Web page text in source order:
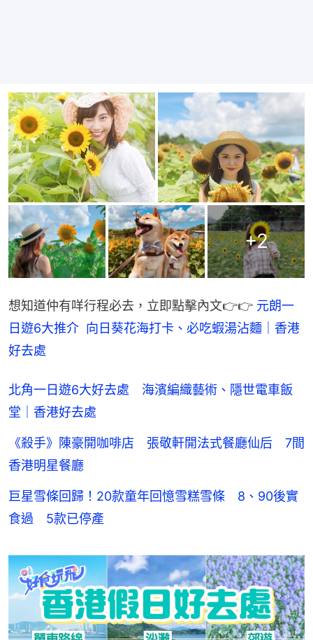
+2
想知道仲有咩行程必去，立即點擊內文👉👉 元朗一
日遊6大推介  向日葵花海打卡、必吃蝦湯沾麵｜香港
好去處
北角一日遊6大好去處 海濱編織藝術、隱世電車飯
堂｜香港好去處
《殺手》陳豪開咖啡店 張敬軒開法式餐廳仙后 7間
香港明星餐廳
巨星雪條回歸！20款童年回憶雪糕雪條 8、90後實
食過 5款已停產